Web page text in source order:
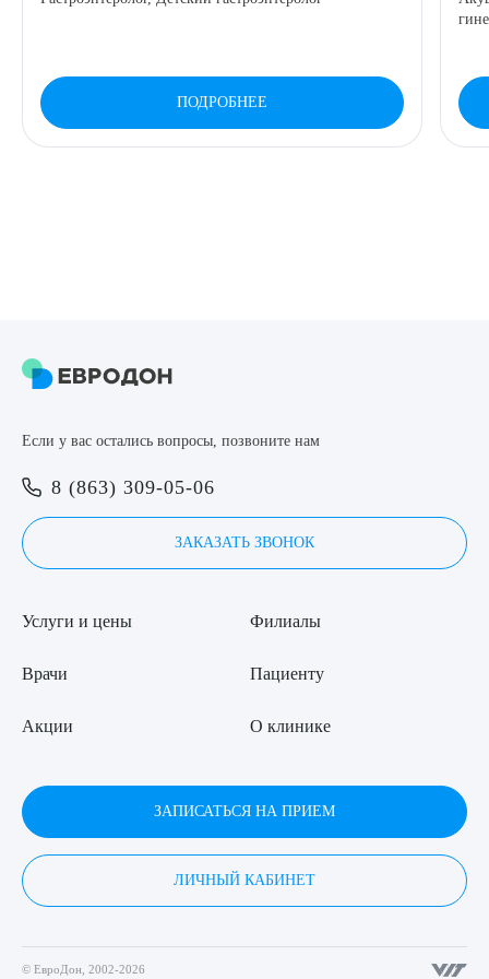
ПОДРОБНЕЕ
Если у вас остались вопросы, позвоните нам
8 (863) 309-05-06
ЗАКАЗАТЬ ЗВОНОК
Услуги и цены
Врачи
Акции
Филиалы
Пациенту
О клинике
ЗАПИСАТЬСЯ НА ПРИЕМ
ЛИЧНЫЙ КАБИНЕТ
© ЕвроДон, 2002-2026